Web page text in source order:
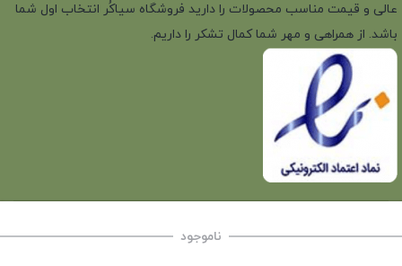
ناموجود
عالی و قیمت مناسب محصولات را دارید فروشگاه سیاکُر انتخاب اول شما
باشد. از همراهی و مهر شما کمال تشکر را داریم.